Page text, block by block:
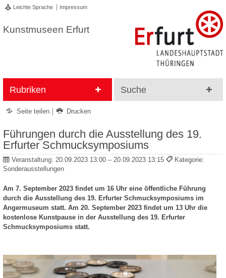
Leichte Sprache Impressum
Kunstmuseen Erfurt
Rubriken Suche
Seite teilen Drucken
Führungen durch die Ausstellung des 19.
Erfurter Schmucksymposiums
Veranstaltung: 20.09.2023 13:00 – 20.09.2023 13:15
Kategorie:
Sonderausstellungen
Am 7. September 2023 findet um 16 Uhr eine öffentliche Führung
durch die Ausstellung des 19. Erfurter Schmucksymposiums im
Angermuseum statt. Am 20. September 2023 findet um 13 Uhr die
kostenlose Kunstpause in der Ausstellung des 19. Erfurter
Schmucksymposiums statt.